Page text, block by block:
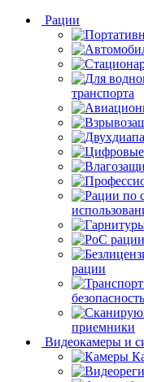
Рации
транспорта
рации
безопасность
приемники
Видеокамеры и